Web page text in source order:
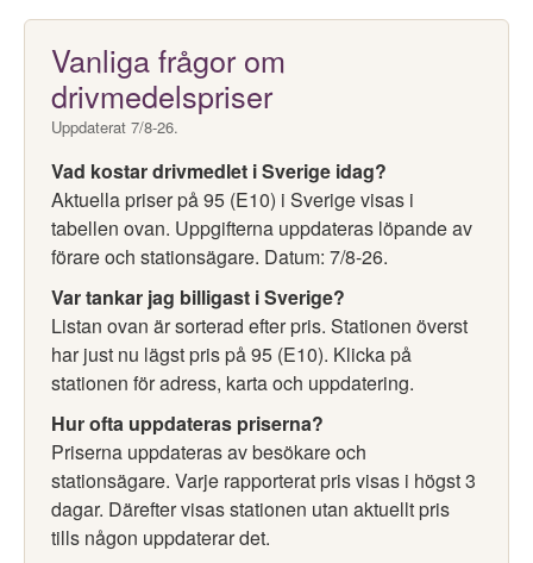
Vanliga frågor om
drivmedelspriser
Uppdaterat 7/8-26.
Vad kostar drivmedlet i Sverige idag?
Aktuella priser på 95 (E10) i Sverige visas i
tabellen ovan. Uppgifterna uppdateras löpande av
förare och stationsägare. Datum: 7/8-26.
Var tankar jag billigast i Sverige?
Listan ovan är sorterad efter pris. Stationen överst
har just nu lägst pris på 95 (E10). Klicka på
stationen för adress, karta och uppdatering.
Hur ofta uppdateras priserna?
Priserna uppdateras av besökare och
stationsägare. Varje rapporterat pris visas i högst 3
dagar. Därefter visas stationen utan aktuellt pris
tills någon uppdaterar det.